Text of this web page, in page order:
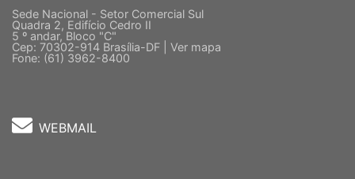
Sede Nacional - Setor Comercial Sul
Quadra 2, Edifício Cedro II
5 º andar, Bloco "C"
Cep: 70302-914 Brasília-DF | Ver mapa
Fone: (61) 3962-8400
WEBMAIL